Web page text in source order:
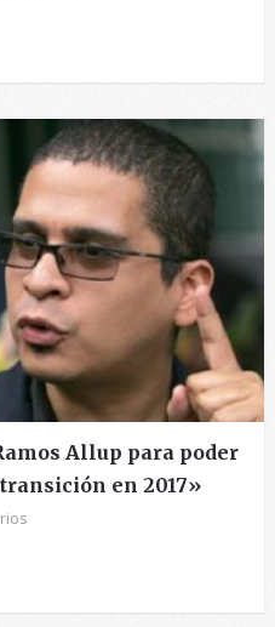
Allup para poder
en 2017»